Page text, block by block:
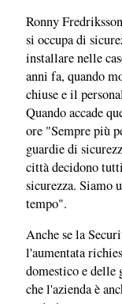
Ronny
si occupa di
installare nelle
anni fa, quando
chiuse e il
Quando accade
ore "Sempre più
guardie di
città decidono
sicurezza. Siamo
tempo".
Anche se la
l'aumentata
domestico e delle
che l'azienda è